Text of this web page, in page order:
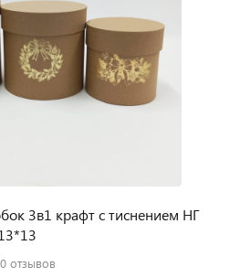
3в1 крафт с тиснением НГ
0 отзывов